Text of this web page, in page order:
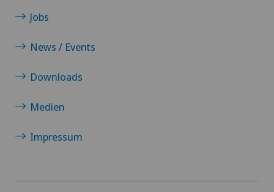
Mund- Kiefer- und Gesichtschirurgie
Nieren- und Harnwegserkrankungen
Oralchirurgie
Orthopädische Chirurgie
Pneumologie
Jobs
News / Events
Downloads
Medien
Impressum